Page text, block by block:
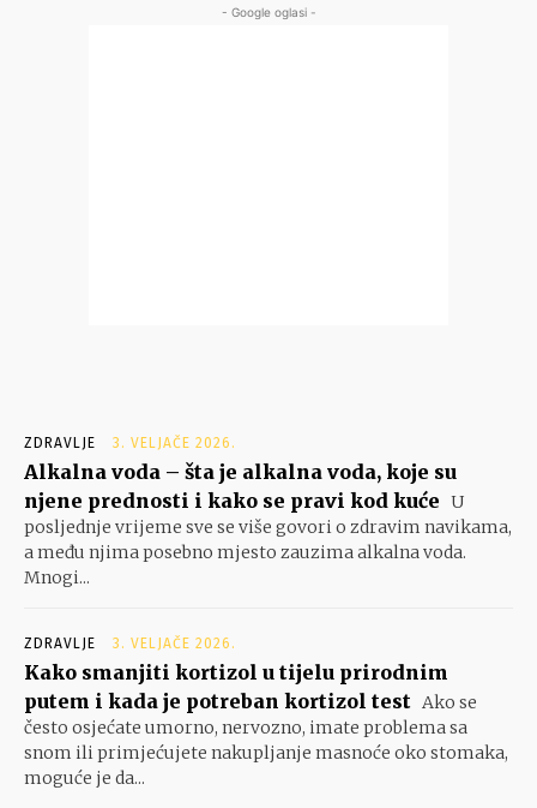
- Google oglasi -
ZDRAVLJE 3. VELJAČE 2026.
Alkalna voda – šta je alkalna voda, koje su
njene prednosti i kako se pravi kod kuće U
posljednje vrijeme sve se više govori o zdravim navikama,
a među njima posebno mjesto zauzima alkalna voda.
Mnogi...
ZDRAVLJE 3. VELJAČE 2026.
Kako smanjiti kortizol u tijelu prirodnim
putem i kada je potreban kortizol test Ako se
često osjećate umorno, nervozno, imate problema sa
snom ili primjećujete nakupljanje masnoće oko stomaka,
moguće je da...